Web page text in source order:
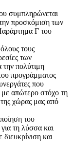
συμπληρώνεται
προσκόμιση των
Γ του
τους
των
πολύτιμη
προγράμματος
που
με απώτερο στόχο τη
χώρας μας από
του
τη λύσσα και
και